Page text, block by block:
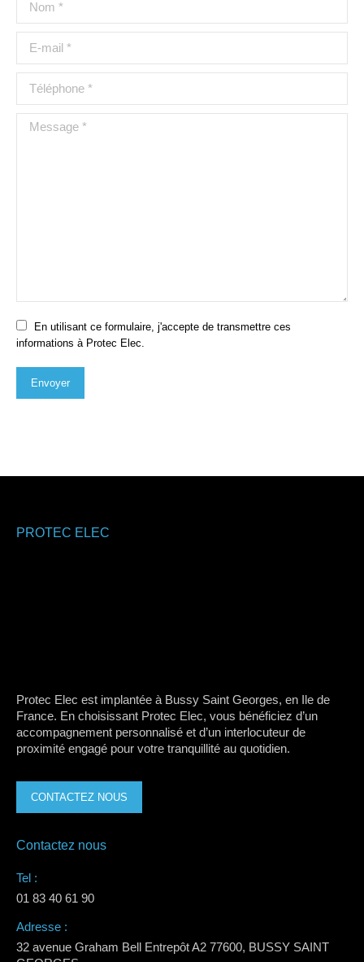
Message *
En utilisant ce formulaire, j'accepte de transmettre ces
informations à Protec Elec.
Envoyer
PROTEC ELEC
Protec Elec est implantée à Bussy Saint Georges, en Ile de
France. En choisissant Protec Elec, vous bénéficiez d’un
accompagnement personnalisé et d’un interlocuteur de
proximité engagé pour votre tranquillité au quotidien.
CONTACTEZ NOUS
Contactez nous
Tel :
01 83 40 61 90
Adresse :
32 avenue Graham Bell Entrepôt A2 77600, BUSSY SAINT